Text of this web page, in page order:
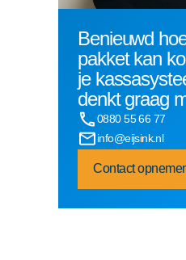
Benieuwd
pakket kan
je
denkt graag
0880 55 66 77
info@eijsink.nl
Contact